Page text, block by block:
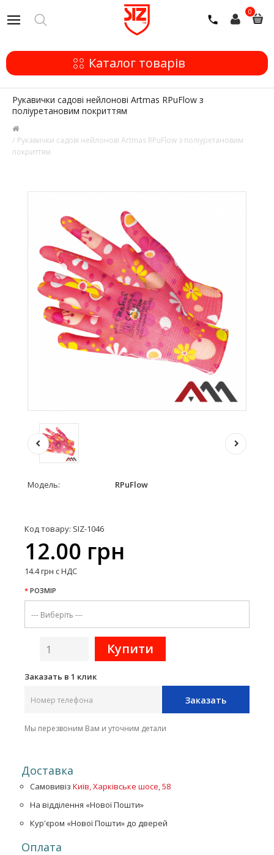
0
Каталог товарів
Рукавички садові нейлонові Artmas RPuFlow з
поліуретановим покриттям
Рукавички садові нейлонові Artmas RPuFlow з поліуретановим
покриттям
Модель: RPuFlow
Код товару: SIZ-1046
12.00 грн
14.4 грн с НДС
РОЗМІР
Заказать в 1 клик
Заказать
Мы перезвоним Вам и уточним детали
Доставка
Самовивіз Київ, Харківське шосе, 58
На відділення «Нової Пошти»
Кур'єром «Нової Пошти» до дверей
Оплата